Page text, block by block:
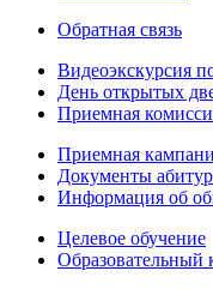
Обратная связь
Видеоэкскурсия
День открытых
Приемная
Приемная
Дoкументы
Информация об
Целевое обучение
Образовательный